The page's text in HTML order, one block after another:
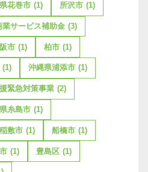
花巻市 (1) 所沢市 (1)
サービス補助金 (3)
市 (1) 柏市 (1)
(1) 沖縄県浦添市 (1)
緊急対策事業 (2)
糸島市 (1)
稲敷市 (1) 船橋市 (1)
(1) 豊島区 (1)